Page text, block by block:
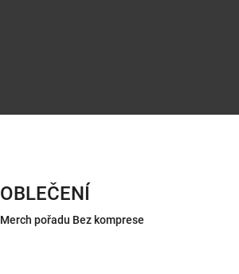
OBLEČENÍ
Merch pořadu Bez komprese